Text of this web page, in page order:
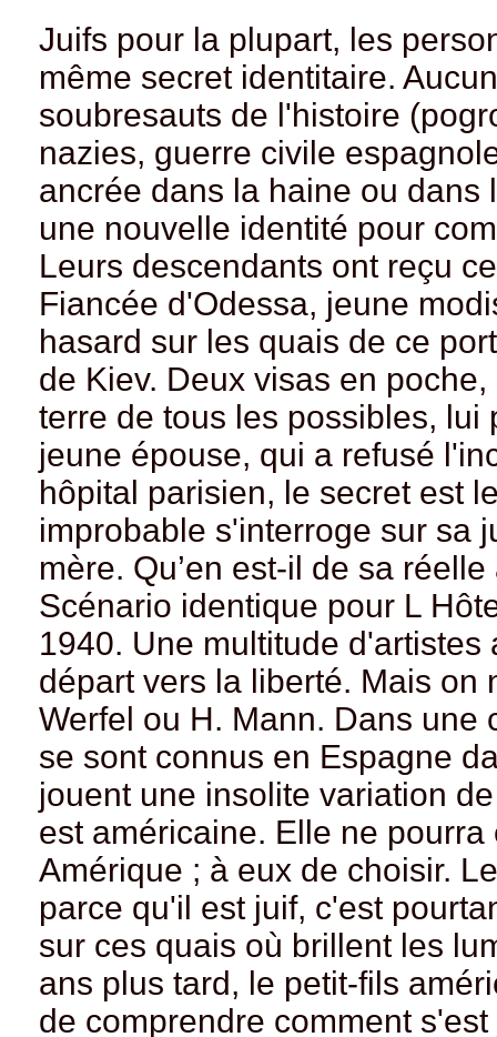
Juifs pour la plupart, les
même secret identitaire.
soubresauts de l'histoire
nazies, guerre civile
ancrée dans la haine ou dans
une nouvelle identité pour
Leurs descendants ont reçu
Fiancée d'Odessa, jeune
hasard sur les quais de ce
de Kiev. Deux visas en
terre de tous les possibles,
jeune épouse, qui a refusé
hôpital parisien, le secret est
improbable s'interroge sur sa
mère. Qu’en est-il de sa
Scénario identique pour L
1940. Une multitude
départ vers la liberté. Mais on
Werfel ou H. Mann. Dans une
se sont connus en Espagne
jouent une insolite variation
est américaine. Elle ne
Amérique ; à eux de choisir.
parce qu'il est juif, c'est
sur ces quais où brillent les
ans plus tard, le petit-fils
de comprendre comment